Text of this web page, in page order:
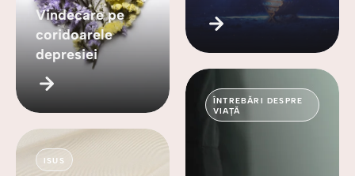
Vindecare pe
coridoarele
depresiei
ISUS
ÎNTREBĂRI DESPRE
VIAȚĂ